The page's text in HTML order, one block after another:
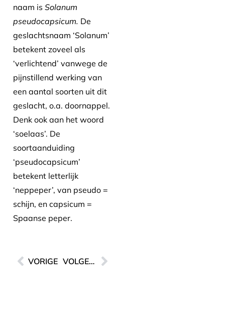
naam is Solanum
pseudocapsicum. De
geslachtsnaam ‘Solanum’
betekent zoveel als
‘verlichtend’ vanwege de
pijnstillend werking van
een aantal soorten uit dit
geslacht, o.a. doornappel.
Denk ook aan het woord
‘soelaas’. De
soortaanduiding
‘pseudocapsicum’
betekent letterlijk
‘neppeper’, van pseudo =
schijn, en capsicum =
Spaanse peper.
VORIGE VOLGENDE